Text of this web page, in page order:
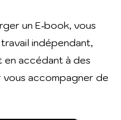
un E‑book, vous
indépendant,
en accédant à des
accompagner de